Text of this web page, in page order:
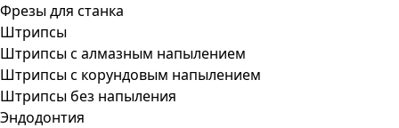
Фрезы для станка
Штрипсы
Штрипсы c алмазным напылением
Штрипсы c корундовым напылением
Штрипсы без напыления
Эндодонтия